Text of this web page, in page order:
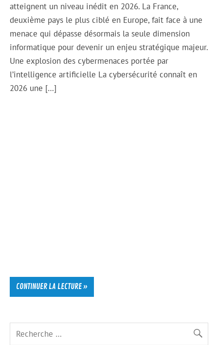
atteignent un niveau inédit en 2026. La France,
deuxième pays le plus ciblé en Europe, fait face à une
menace qui dépasse désormais la seule dimension
informatique pour devenir un enjeu stratégique majeur.
Une explosion des cybermenaces portée par
l’intelligence artificielle La cybersécurité connaît en
2026 une […]
CONTINUER LA LECTURE »